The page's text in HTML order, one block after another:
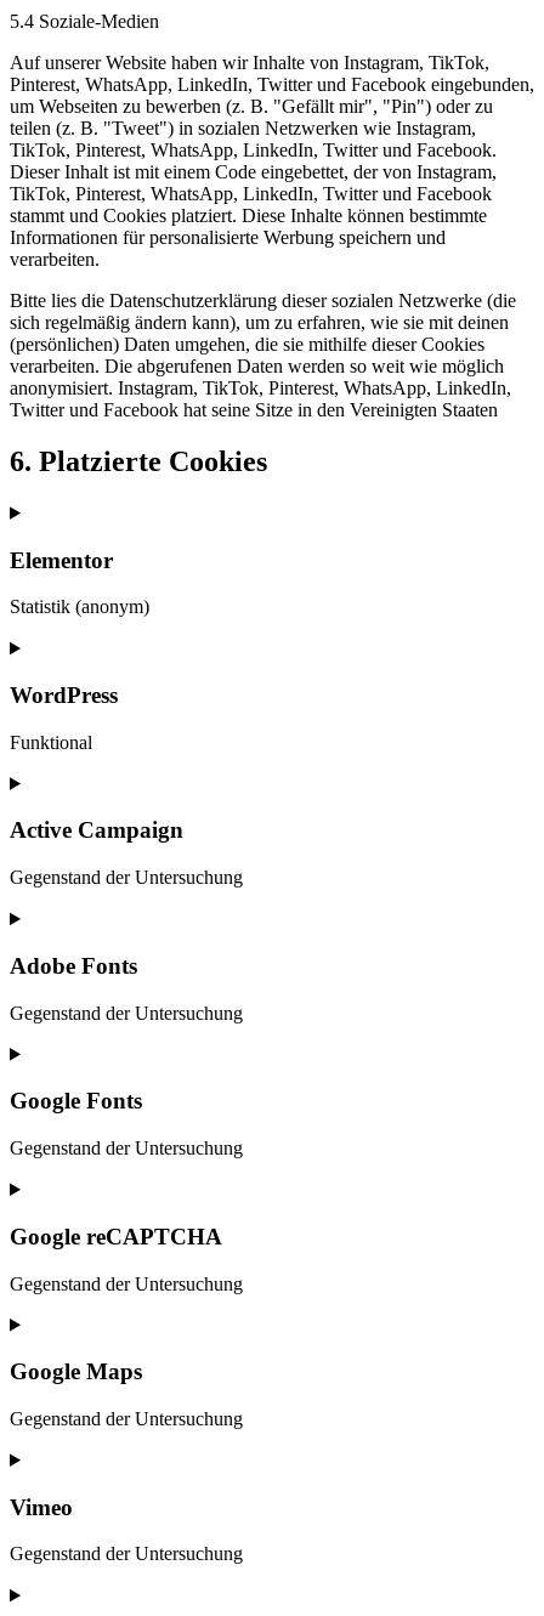
5.4 Soziale-Medien
Auf unserer Website haben wir Inhalte von Instagram, TikTok,
Pinterest, WhatsApp, LinkedIn, Twitter und Facebook eingebunden,
um Webseiten zu bewerben (z. B. "Gefällt mir", "Pin") oder zu
teilen (z. B. "Tweet") in sozialen Netzwerken wie Instagram,
TikTok, Pinterest, WhatsApp, LinkedIn, Twitter und Facebook.
Dieser Inhalt ist mit einem Code eingebettet, der von Instagram,
TikTok, Pinterest, WhatsApp, LinkedIn, Twitter und Facebook
stammt und Cookies platziert. Diese Inhalte können bestimmte
Informationen für personalisierte Werbung speichern und
verarbeiten.
Bitte lies die Datenschutzerklärung dieser sozialen Netzwerke (die
sich regelmäßig ändern kann), um zu erfahren, wie sie mit deinen
(persönlichen) Daten umgehen, die sie mithilfe dieser Cookies
verarbeiten. Die abgerufenen Daten werden so weit wie möglich
anonymisiert. Instagram, TikTok, Pinterest, WhatsApp, LinkedIn,
Twitter und Facebook hat seine Sitze in den Vereinigten Staaten
6. Platzierte Cookies
Elementor
Statistik (anonym)
Consent
service
WordPress
Funktional
Consent
service
Active Campaign
Gegenstand der Untersuchung
Consent
service
campaign
Adobe Fonts
Gegenstand der Untersuchung
Consent
service
adobe-
fonts
Google Fonts
Gegenstand der Untersuchung
Consent
service
google-
fonts
Google reCAPTCHA
Gegenstand der Untersuchung
Consent
service
google-
recaptcha
Google Maps
Gegenstand der Untersuchung
Consent
service
maps
Vimeo
Gegenstand der Untersuchung
Consent